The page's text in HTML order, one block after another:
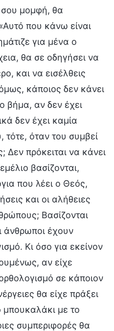
σου μομφή, θα
που κάνω είναι
για μένα ο
θα σε οδηγήσει να
και να εισέλθεις
κάποιος δεν κάνει
βήμα, αν δεν έχει
δεν έχει καμία
τότε, όταν του συμβεί
Δεν πρόκειται να κάνει
βασίζονται,
που λέει ο Θεός,
και οι αλήθειες
Βασίζονται
άνθρωποι έχουν
Κι όσο για εκείνον
αν είχε
σε κάποιον
θα είχε πράξει
μπουκαλάκι με το
συμπεριφορές θα